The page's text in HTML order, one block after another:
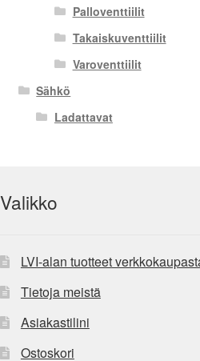
Palloventtiilit
Takaiskuventtiilit
Varoventtiilit
Sähkö
Ladattavat
Valikko
LVI-alan tuotteet
Tietoja meistä
Asiakastilini
Ostoskori